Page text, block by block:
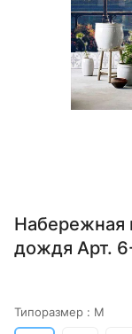
Набережная
дождя Арт.
Типоразмер : M